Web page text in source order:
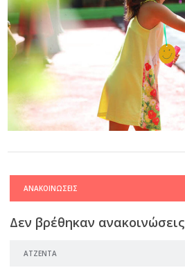
ΑΝΑΚΟΙΝΩΣΕΙΣ
Δεν βρέθηκαν ανακοινώσεις
ΑΤΖΕΝΤΑ